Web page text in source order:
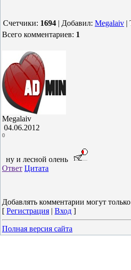
Счетчики: 1694 | Добавил: Megalaiv |
Всего комментариев: 1
Megalaiv
04.06.2012
0
ну и лесной олень
Ответ Цитата
Добавлять комментарии могут
[ Регистрация | Вход ]
Полная версия сайта